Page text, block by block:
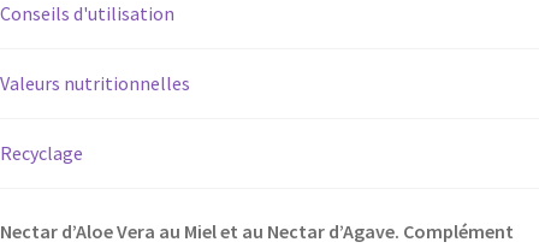
Conseils d'utilisation
Valeurs nutritionnelles
Recyclage
Nectar d’Aloe Vera au Miel et au Nectar d’Agave. Complément